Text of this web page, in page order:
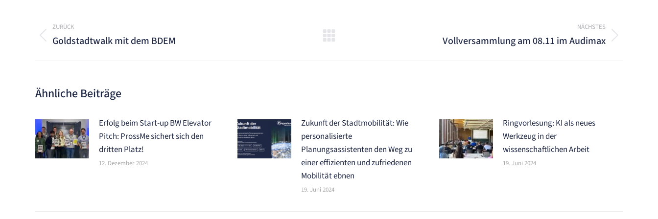
Kommentarnavigation
ZURÜCK
Vorheriger
Goldstadtwalk mit dem BDEM
NÄCHSTES
Vollversammlung am 08.11 im Audimax
Ähnliche Beiträge
Erfolg beim Start-up BW Elevator
Pitch: ProssMe sichert sich den
dritten Platz!
12. Dezember 2024
Zukunft der Stadtmobilität: Wie
personalisierte
Planungsassistenten den Weg zu
einer effizienten und zufriedenen
Mobilität ebnen
19. Juni 2024
Ringvorlesung: KI als neues
Werkzeug in der
wissenschaftlichen Arbeit
19. Juni 2024